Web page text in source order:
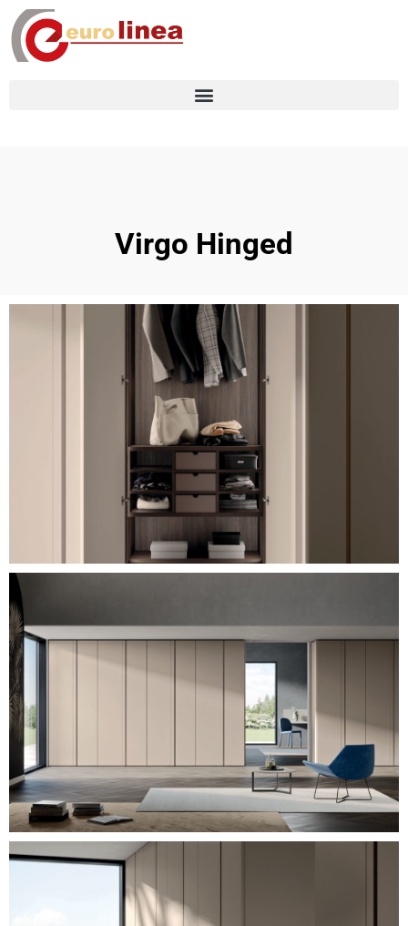
Virgo Hinged